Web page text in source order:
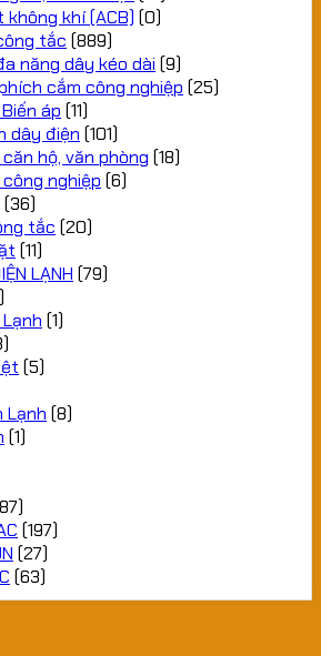
không khí (ACB) (0)
tắc (889)
năng dây kéo dài (9)
cắm công nghiệp (25)
áp (11)
dây điện (101)
hộ, văn phòng (18)
nghiệp (6)
(36)
tắc (20)
(11)
LẠNH (79)
(1)
(5)
Lạnh (8)
(1)
(197)
(27)
(63)